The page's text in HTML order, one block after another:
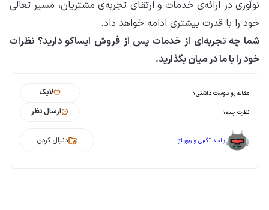
نوآوری در ارائه‌ی خدمات و ارتقای تجربه‌ی مشتریان، مسیر تعالی
خود را با قدرت بیشتری ادامه خواهد داد.
شما چه تجربه‌ای از خدمات پس از فروش ایساکو دارید؟ نظرات
خود را با ما در میان بگذارید.
مقاله رو دوست داشتی؟ لایک
نظرت چیه؟ ارسال نظر
واحد آگهی و رپورتاژ دنبال کردن